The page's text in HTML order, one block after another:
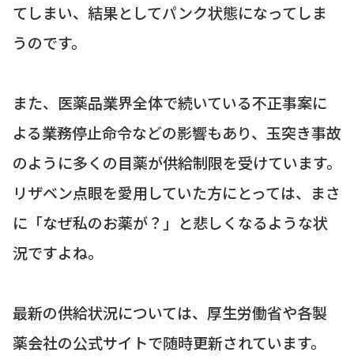
てしまい、結果としてパンク状態になってしま
うのです。
また、医薬品業界全体で続いている不正事案に
よる業務停止命令などの影響もあり、玉突き事故
のように多くの目薬が供給制限を受けています。
リザベン点眼を愛用していた方にとっては、まさ
に「なぜ私のお薬が？」と悲しくなるような状
況ですよね。
最新の供給状況については、厚生労働省や各製
薬会社の公式サイトで随時更新されています。